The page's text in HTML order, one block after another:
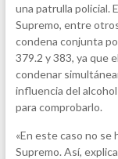
una patrulla policial.
Supremo, entre
condena conjunta
379.2 y 383, ya que
condenar
influencia del
para comprobarlo.
«En este caso no se
Supremo. Así,